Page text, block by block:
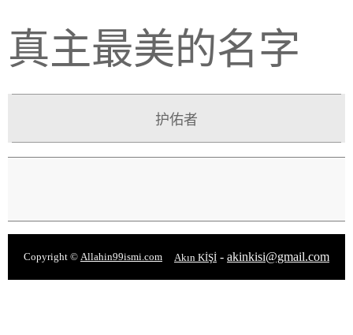
真主最美的名字
护佑者
Copyright © Allahin99ismi.com Akın KİŞİ - akinkisi@gmail.com